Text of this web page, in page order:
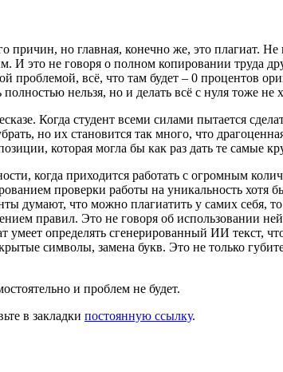
причин, но главная, конечно же, это
это не говоря о полном копировании труда
проблемой, всё, что там будет – 0 процентов
нельзя, но и делать всё с нуля тоже не
Когда студент всеми силами пытается
но их становится так много, что
которая могла бы как раз дать те самые
когда приходится работать с огромным
проверки работы на уникальность
думают, что можно плагиатить у самих себя,
правил. Это не говоря об использовании
определять сгенерированный ИИ текст,
символы, замена букв. Это не только
и проблем не будет.
в закладки постоянную ссылку.